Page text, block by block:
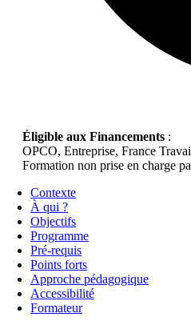
Éligible aux Financements :
OPCO, Entreprise, France
Formation non prise en charge
Contexte
À qui ?
Objectifs
Programme
Pré-requis
Points forts
Approche pédagogique
Accessibilité
Formateur